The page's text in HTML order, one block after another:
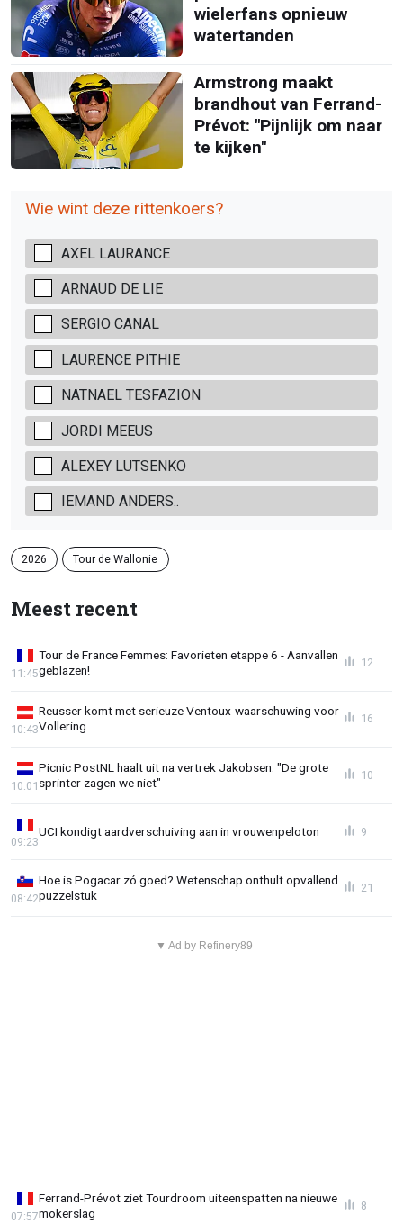
wielerfans opnieuw
watertanden
Armstrong maakt
brandhout van Ferrand-
Prévot: "Pijnlijk om naar
te kijken"
Wie wint deze rittenkoers?
AXEL LAURANCE
ARNAUD DE LIE
SERGIO CANAL
LAURENCE PITHIE
NATNAEL TESFAZION
JORDI MEEUS
ALEXEY LUTSENKO
IEMAND ANDERS..
2026 Tour de Wallonie
Meest recent
Tour de France Femmes: Favorieten etappe 6 - Aanvallen
geblazen!
11:45
12
Reusser komt met serieuze Ventoux-waarschuwing voor
Vollering
10:43
16
Picnic PostNL haalt uit na vertrek Jakobsen: "De grote
sprinter zagen we niet"
10:01
10
UCI kondigt aardverschuiving aan in vrouwenpeloton
09:23
9
Hoe is Pogacar zó goed? Wetenschap onthult opvallend
puzzelstuk
08:42
21
▼ Ad by Refinery89
Ferrand-Prévot ziet Tourdroom uiteenspatten na nieuwe
mokerslag
07:57
8